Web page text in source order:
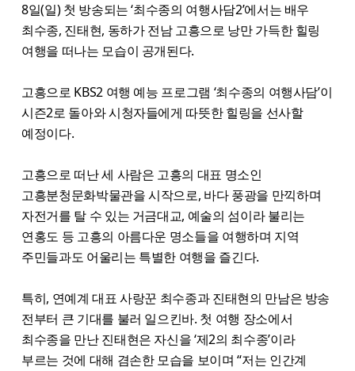
8일(일) 첫 방송되는 ‘최수종의 여행사담2’에서는 배우
최수종, 진태현, 동하가 전남 고흥으로 낭만 가득한 힐링
여행을 떠나는 모습이 공개된다.
고흥으로 KBS2 여행 예능 프로그램 ‘최수종의 여행사담’이
시즌2로 돌아와 시청자들에게 따뜻한 힐링을 선사할
예정이다.
고흥으로 떠난 세 사람은 고흥의 대표 명소인
고흥분청문화박물관을 시작으로, 바다 풍광을 만끽하며
자전거를 탈 수 있는 거금대교, 예술의 섬이라 불리는
연홍도 등 고흥의 아름다운 명소들을 여행하며 지역
주민들과도 어울리는 특별한 여행을 즐긴다.
특히, 연예계 대표 사랑꾼 최수종과 진태현의 만남은 방송
전부터 큰 기대를 불러 일으킨바. 첫 여행 장소에서
최수종을 만난 진태현은 자신을 ‘제2의 최수종’이라
부르는 것에 대해 겸손한 모습을 보이며 “저는 인간계